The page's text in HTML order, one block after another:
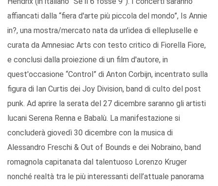
affiancati dalla “fiera d'arte più piccola del mondo”, Is Annie
in?, una mostra/mercato nata da un’idea di ellepluselle e
curata da Amnesiac Arts con testo critico di Fiorella Fiore,
e conclusi dalla proiezione di un film d'autore, in
quest'occasione “Control” di Anton Corbijn, incentrato sulla
figura di Ian Curtis dei Joy Division, band di culto del post
punk. Ad aprire la serata del 27 dicembre saranno gli artisti
lucani Serena Renna e Babalù. La manifestazione si
concluderà giovedì 30 dicembre con la musica di
Alessandro Freschi & Out of Bounds e dei Nobraino, band
romagnola capitanata dal talentuoso Lorenzo Kruger
nonché realtà tra le più interessanti dell’attuale panorama